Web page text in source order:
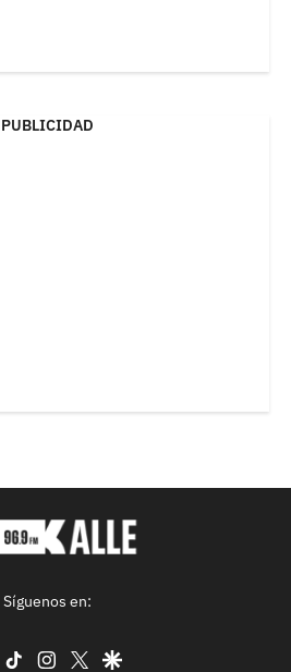
PUBLICIDAD
Síguenos en:
facebook
tiktok instagram
twittergoogle